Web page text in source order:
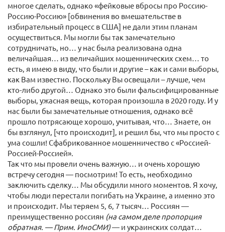
многое сделать, однако «фейковые вбросы про Россию-
Россию-Россию» [обвинения во вмешательстве в
избирательный процесс в США] не дали этим планам
осуществиться. Мы могли бы так замечательно
сотрудничать, но… у нас была реализована одна
величайшая… из величайших мошеннических схем… то
есть, я имею в виду, что были и другие – как и сами выборы,
как Вам известно. Поскольку Вы освещали – лучше, чем
кто-либо другой… Однако это были фальсифицированные
выборы, ужасная вещь, которая произошла в 2020 году. И у
нас были бы замечательные отношения, однако всё
прошло потрясающе хорошо, учитывая, что… Знаете, он
бы взглянул, [что происходит], и решил бы, что мы просто с
ума сошли! Сфабрикованное мошенничество с «Россией-
Россией-Россией».
Так что мы провели очень важную… и очень хорошую
встречу сегодня — посмотрим! То есть, необходимо
заключить сделку… Мы обсудили много моментов. Я хочу,
чтобы люди перестали погибать на Украине, а именно это
и происходит. Мы теряем 5, 6, 7 тысяч… Россиян —
преимущественно россиян (на самом деле пропорция
обратная. — Прим. ИноСМИ)— и украинских солдат…